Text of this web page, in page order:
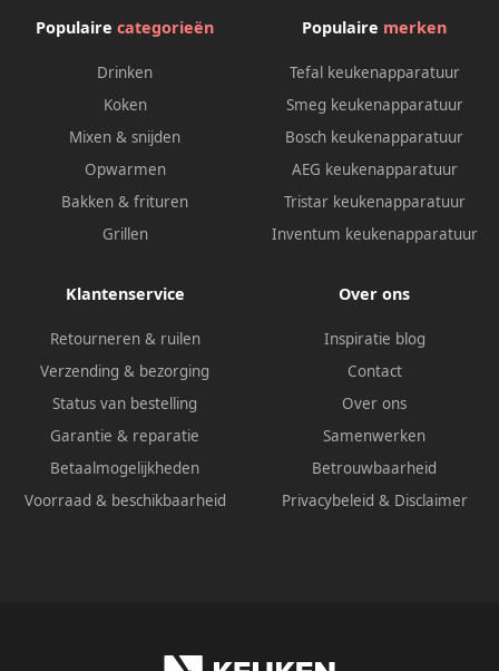
Populaire categorieën
Drinken
Koken
Mixen & snijden
Opwarmen
Bakken & frituren
Grillen
Populaire merken
Tefal keukenapparatuur
Smeg keukenapparatuur
Bosch keukenapparatuur
AEG keukenapparatuur
Tristar keukenapparatuur
Inventum keukenapparatuur
Klantenservice
Retourneren & ruilen
Verzending & bezorging
Status van bestelling
Garantie & reparatie
Betaalmogelijkheden
Voorraad & beschikbaarheid
Over ons
Inspiratie blog
Contact
Over ons
Samenwerken
Betrouwbaarheid
Privacybeleid & Disclaimer